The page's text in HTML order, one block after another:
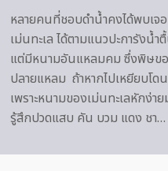
หลายคนที่ชอบดำน้ำคงได้พบเจอ
เม่นทะเล ได้ตามแนวปะการังน้
แต่มีหนามอันแหลมคม ซึ่งพิษข
ปลายแหลม ถ้าหากไปเหยียบโ
เพราะหนามของเม่นทะเลหักง่า
รู้สึกปวดแสบ คัน บวม แดง ชา…